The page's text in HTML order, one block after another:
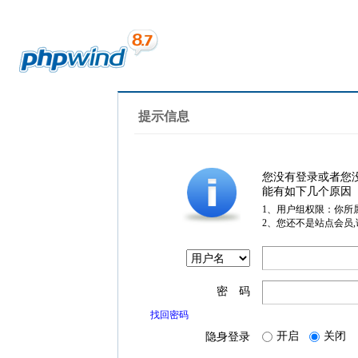
提示信息
您没有登录或者您
能有如下几个原因
1、用户组权限：你所
2、您还不是站点会员
密 码
找回密码
隐身登录 开启 关闭